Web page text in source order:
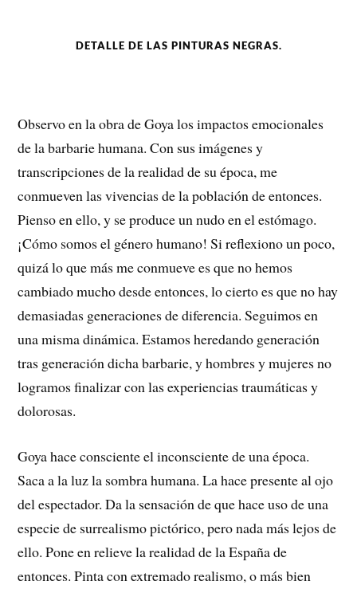
DETALLE DE LAS PINTURAS NEGRAS.
Observo en la obra de Goya los impactos emocionales
de la barbarie humana. Con sus imágenes y
transcripciones de la realidad de su época, me
conmueven las vivencias de la población de entonces.
Pienso en ello, y se produce un nudo en el estómago.
¡Cómo somos el género humano! Si reflexiono un poco,
quizá lo que más me conmueve es que no hemos
cambiado mucho desde entonces, lo cierto es que no hay
demasiadas generaciones de diferencia. Seguimos en
una misma dinámica. Estamos heredando generación
tras generación dicha barbarie, y hombres y mujeres no
logramos finalizar con las experiencias traumáticas y
dolorosas.
Goya hace consciente el inconsciente de una época.
Saca a la luz la sombra humana. La hace presente al ojo
del espectador. Da la sensación de que hace uso de una
especie de surrealismo pictórico, pero nada más lejos de
ello. Pone en relieve la realidad de la España de
entonces. Pinta con extremado realismo, o más bien